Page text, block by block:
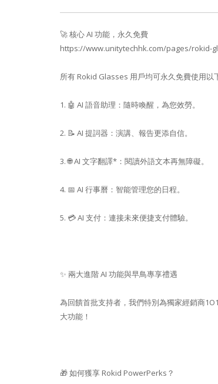
🚀 核心 AI 功能，永久免費
https://www.unitytechhk.com/pages/rokid-
所有 Rokid Glasses 用戶均可永久免費使用以
1. 🤖 AI 語音助理：隨時喚醒，為您效勞。
2. 📝 AI 提詞器：演講、報告更添自信。
3. 🌐 AI 文字翻譯*：閱讀外語文本再無障礙。
4. 📅 AI 行事曆：智能管理您的日程。
5. 💳 AI 支付：連接未來便捷支付體驗。
✨ 兩大進階 AI 功能與早鳥專享禮遇
為回饋首批支持者，我們特別為獨家經銷商
大功能！
🎁 如何獲享 Rokid PowerPerks？